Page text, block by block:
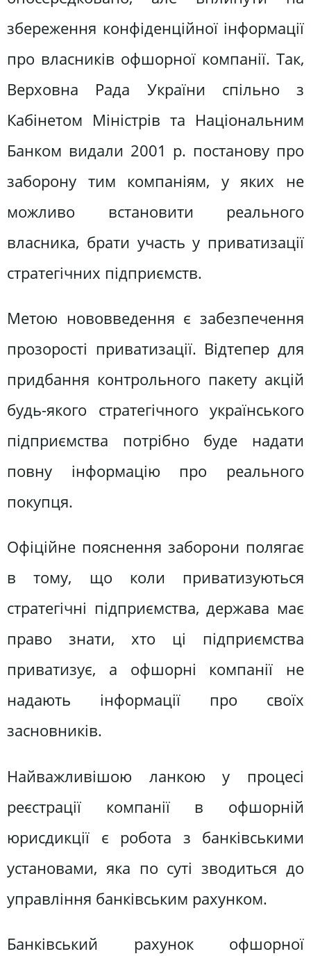
збереження конфіденційної інформації
про власників офшорної компанії. Так,
Верховна Рада України спільно з
Кабінетом Міністрів та Національним
Банком видали 2001 р. постанову про
заборону тим компаніям, у яких не
можливо встановити реального
власника, брати участь у приватизації
стратегічних підприємств.
Метою нововведення є забезпечення
прозорості приватизації. Відтепер для
придбання контрольного пакету акцій
будь-якого стратегічного українського
підприємства потрібно буде надати
повну інформацію про реального
покупця.
Офіційне пояснення заборони полягає
в тому, що коли приватизуються
стратегічні підприємства, держава має
право знати, хто ці підприємства
приватизує, а офшорні компанії не
надають інформації про своїх
засновників.
Найважливішою ланкою у процесі
реєстрації компанії в офшорній
юрисдикції є робота з банківськими
установами, яка по суті зводиться до
управління банківським рахунком.
Банківський рахунок офшорної